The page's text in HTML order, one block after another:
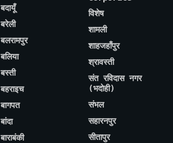
बदायूँ
बरेली
बलरामपुर
बलिया
बस्ती
बहराइच
बागपत
बांदा
बाराबंकी
विशेष
शामली
शाहजहाँपुर
श्रावस्ती
संत रविदास नगर
(भदोही)
संभल
सहारनपुर
सीतापुर